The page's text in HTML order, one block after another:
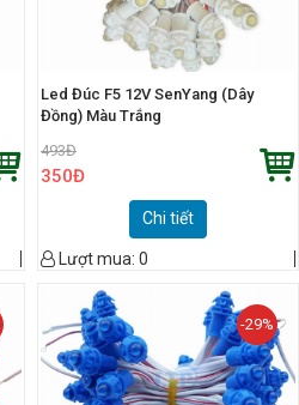
Led Đúc F5 12V SenYang (Dây
Đồng) Màu Trắng
493Đ
350Đ
Chi tiết
Lượt mua: 0
-29%